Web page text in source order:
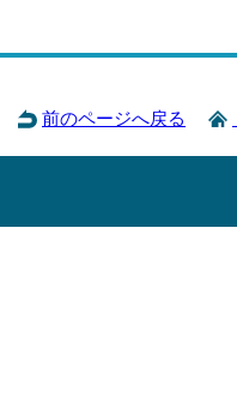
前のページへ戻る